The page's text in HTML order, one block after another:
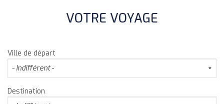
VOTRE VOYAGE
Ville de départ
Destination